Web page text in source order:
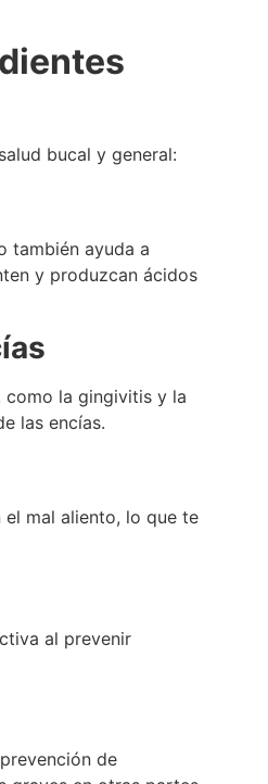
bucal y general:
también ayuda a
y produzcan ácidos
como la gingivitis y la
las encías.
el mal aliento, lo que te
al prevenir
de